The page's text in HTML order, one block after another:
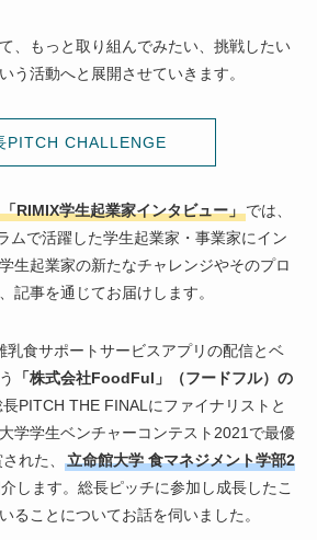
、もっと取り組んでみたい、挑戦したい
う活動へと展開させていきます。
PITCH CHALLENGE
「RIMIX学生起業家インタビュー」では、
ムで活躍した学生起業家・事業家にイン
生起業家の新たなチャレンジやそのプロ
記事を通じてお届けします。
乳食サポートサービスアプリの配信とベ
「株式会社FoodFul」（フードフル）の
PITCH THE FINALにファイナリストと
学学生ベンチャーコンテスト2021で最優
れた、
立命館大学 食マネジメント学部2
します。総長ピッチに参加し成長したこ
ることについてお話を伺いました。